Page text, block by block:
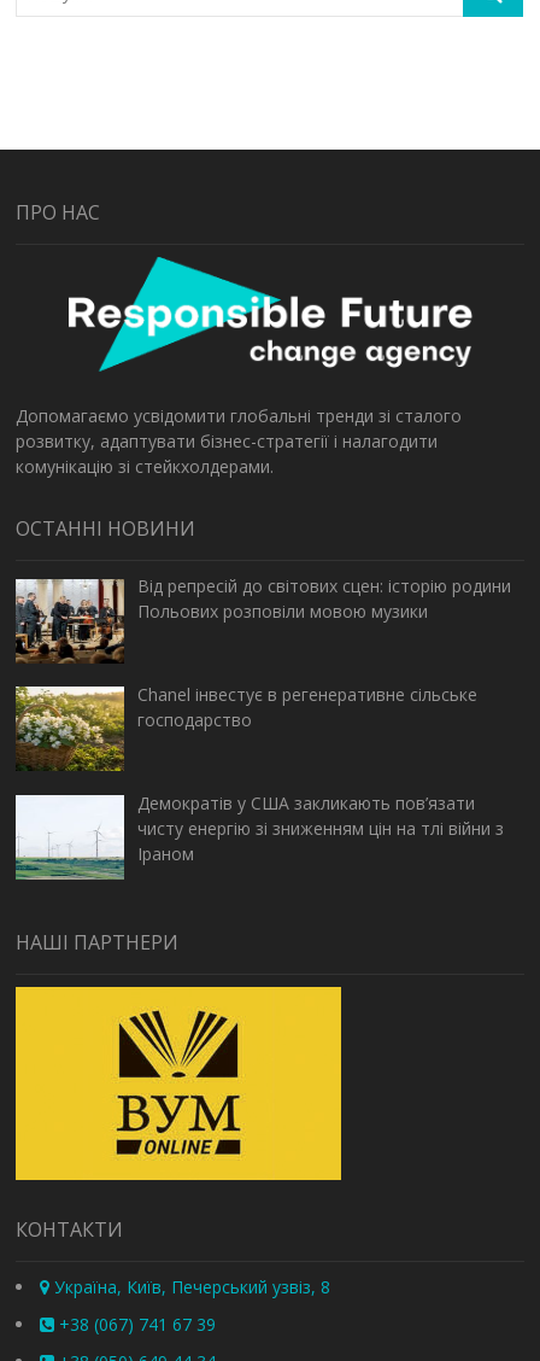
ПРО НАС
Допомагаємо усвідомити глобальні тренди зі сталого
розвитку, адаптувати бізнес-стратегії і налагодити
комунікацію зі стейкхолдерами.
ОСТАННІ НОВИНИ
Від репресій до світових сцен: історію родини
Польових розповіли мовою музики
Chanel інвестує в регенеративне сільське
господарство
Демократів у США закликають пов’язати
чисту енергію зі зниженням цін на тлі війни з
Іраном
НАШІ ПАРТНЕРИ
КОНТАКТИ
Україна, Київ, Печерський узвіз, 8
+38 (067) 741 67 39